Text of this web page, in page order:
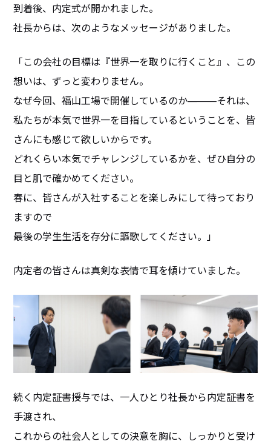
到着後、内定式が開かれました。
社長からは、次のようなメッセージがありました。
「この会社の目標は『世界一を取りに行くこと』、この
想いは、ずっと変わりません。
なぜ今回、福山工場で開催しているのか—――それは、
私たちが本気で世界一を目指しているということを、皆
さんにも感じて欲しいからです。
どれくらい本気でチャレンジしているかを、ぜひ自分の
目と肌で確かめてください。
春に、皆さんが入社することを楽しみにして待っており
ますので
最後の学生生活を存分に謳歌してください。」
内定者の皆さんは真剣な表情で耳を傾けていました。
続く内定証書授与では、一人ひとり社長から内定証書を
手渡され、
これからの社会人としての決意を胸に、しっかりと受け